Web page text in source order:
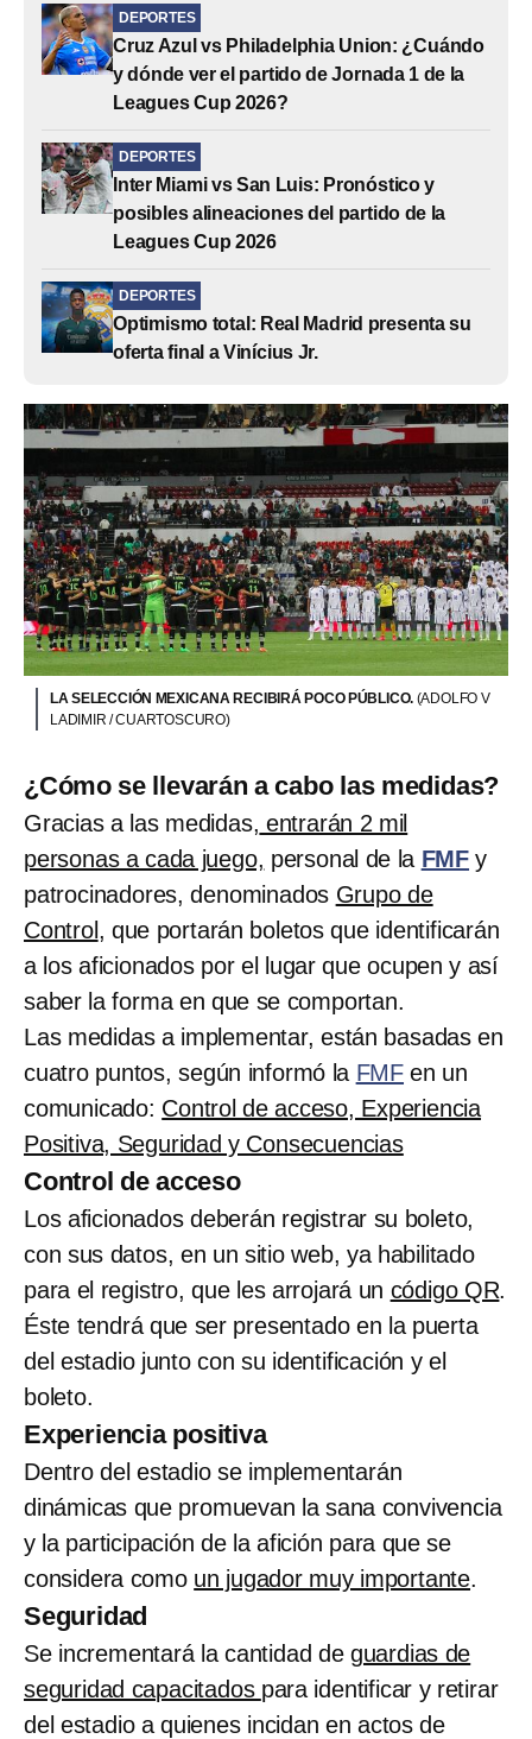
DEPORTES
Cruz Azul vs Philadelphia Union: ¿Cuándo
y dónde ver el partido de Jornada 1 de la
Leagues Cup 2026?
DEPORTES
Inter Miami vs San Luis: Pronóstico y
posibles alineaciones del partido de la
Leagues Cup 2026
DEPORTES
Optimismo total: Real Madrid presenta su
oferta final a Vinícius Jr.
LA SELECCIÓN MEXICANA RECIBIRÁ POCO PÚBLICO. (ADOLFO V
LADIMIR / CUARTOSCURO)
¿Cómo se llevarán a cabo las medidas?
Gracias a las medidas, entrarán 2 mil
personas a cada juego, personal de la FMF y
patrocinadores, denominados Grupo de
Control , que portarán boletos que identificarán
a los aficionados por el lugar que ocupen y así
saber la forma en que se comportan.
Las medidas a implementar, están basadas en
cuatro puntos, según informó la FMF en un
comunicado: Control de acceso, Experiencia
Positiva, Seguridad y Consecuencias
Control de acceso
Los aficionados deberán registrar su boleto,
con sus datos, en un sitio web, ya habilitado
para el registro, que les arrojará un código QR.
Éste tendrá que ser presentado en la puerta
del estadio junto con su identificación y el
boleto.
Experiencia positiva
Dentro del estadio se implementarán
dinámicas que promuevan la sana convivencia
y la participación de la afición para que se
considera como un jugador muy importante.
Seguridad
Se incrementará la cantidad de guardias de
seguridad capacitados para identificar y retirar
del estadio a quienes incidan en actos de